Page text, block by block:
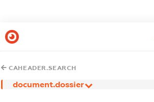
CAHEADER.SEARCH
document.dossier